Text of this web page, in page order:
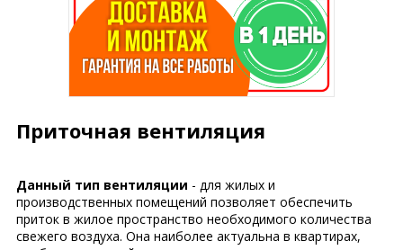
Приточная вентиляция
Данный тип вентиляции - для жилых и
производственных помещений позволяет обеспечить
приток в жилое пространство необходимого количества
свежего воздуха. Она наиболее актуальна в квартирах,